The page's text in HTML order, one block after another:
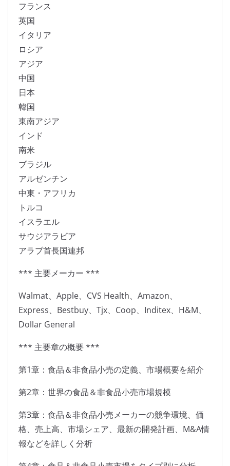
フランス
英国
イタリア
ロシア
アジア
中国
日本
韓国
東南アジア
インド
南米
ブラジル
アルゼンチン
中東・アフリカ
トルコ
イスラエル
サウジアラビア
アラブ首長国連邦
*** 主要メーカー ***
Walmat、Apple、CVS Health、Amazon、
Express、Bestbuy、Tjx、Coop、Inditex、H&M、
Dollar General
*** 主要章の概要 ***
第1章：食品＆非食品小売の定義、市場概要を紹介
第2章：世界の食品＆非食品小売市場規模
第3章：食品＆非食品小売メーカーの競争環境、価
格、売上高、市場シェア、最新の開発計画、M&A情
報などを詳しく分析